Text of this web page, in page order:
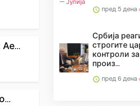
пред 5 дена
Србија
строгите
контроли
произ...
пред 6 дена